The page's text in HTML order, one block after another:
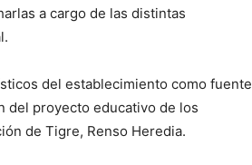
a cargo de las distintas
del establecimiento como fuente
del proyecto educativo de los
de Tigre, Renso Heredia.